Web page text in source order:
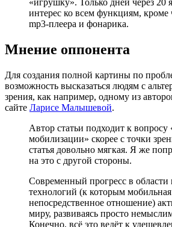
«игрушку». Только дней через 20
интерес ко всем функциям, кроме
mp3-плеера и фонарика.
Мнение оппонента
Для создания полной картины по
возможность высказаться людям с
зрения, как например, одному из
сайте Ларисе Малышевой.
Автор статьи подходит к вопросу
мобилизации» скорее с точки
статья довольно мягкая. Я же
на это с другой стороны.
Современный прогресс в области
технологий (к которым мобильная
непосредственное отношение)
миру, развиваясь просто
Конечно, всё это ведёт к